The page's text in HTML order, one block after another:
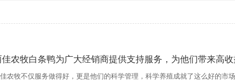
农牧白条鸭为广大经销商提供支持服务，为他们带来高
农牧不仅服务做得好，更是他们的科学管理，科学养殖成就了这么好的市